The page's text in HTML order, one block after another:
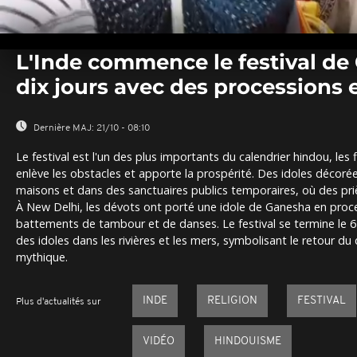
seconds
secondsVolume
L'Inde commence le festival de
dix jours avec des processions
Dernière MAJ: 21/10 - 08:10
Le festival est l'un des plus importants du calendrier hindou, les
enlève les obstacles et apporte la prospérité. Des idoles
maisons et dans des sanctuaires publics temporaires, où des
À New Delhi, les dévots ont porté une idole de Ganesha en
battements de tambour et de danses. Le festival se termine le
des idoles dans les rivières et les mers, symbolisant le retour du
mythique.
Plus d'actualités sur INDE RELIGION FESTIVAL
VIDÉO HINDOUISME